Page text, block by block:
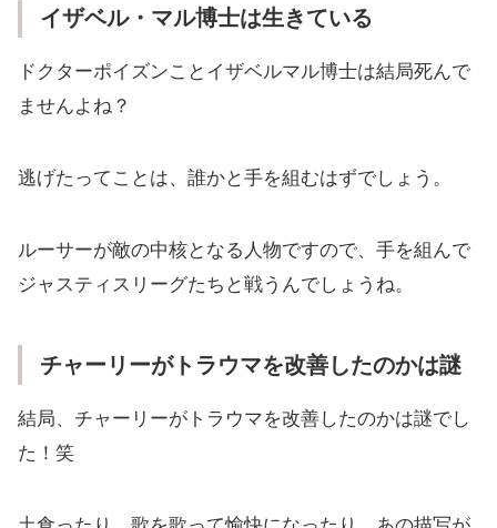
イザベル・マル博士は生きている
ドクターポイズンことイザベルマル博士は結局死んで
ませんよね？
逃げたってことは、誰かと手を組むはずでしょう。
ルーサーが敵の中核となる人物ですので、手を組んで
ジャスティスリーグたちと戦うんでしょうね。
チャーリーがトラウマを改善したのかは謎
結局、チャーリーがトラウマを改善したのかは謎でし
た！笑